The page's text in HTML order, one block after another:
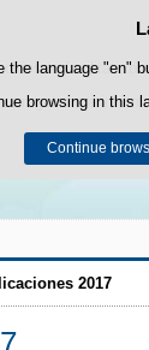
to facilitate
can get more
the language "en"
browsing in this
Continue
2017